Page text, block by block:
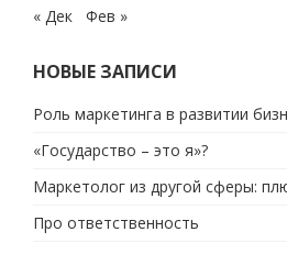
« Дек Фев »
НОВЫЕ ЗАПИСИ
Роль маркетинга в развитии
«Государство – это я»?
Маркетолог из другой сферы:
Про ответственность